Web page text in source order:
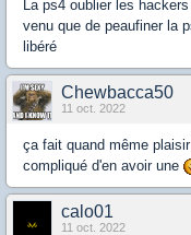
La ps4 oublier les
venu que de peaufiner la
libéré
Chewbacca50
11 oct. 2022
ça fait quand même
compliqué d'en avoir une
calo01
11 oct. 2022